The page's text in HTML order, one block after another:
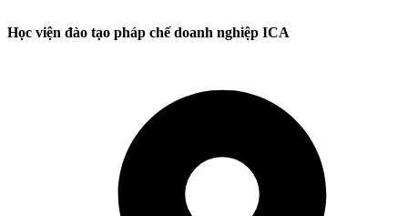
Học viện đào tạo pháp chế doanh nghiệp ICA